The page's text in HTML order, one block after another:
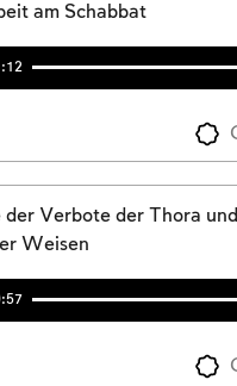
am Schabbat
der Verbote der Thora
Weisen